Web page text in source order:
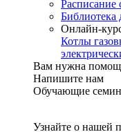
Расписание
Библиотека
Онлайн-
Котлы
Вам нужна
Напишите нам
Обучающие
Узнайте о нашей